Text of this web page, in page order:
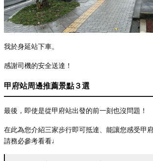
我於身延站下車。
感謝司機的安全送達！
甲府站周邊推薦景點３選
最後，即使是從甲府站出發的前一刻也沒問題！
在此為您介紹三家步行即可抵達、能讓您感受甲
請務必參考看看♩